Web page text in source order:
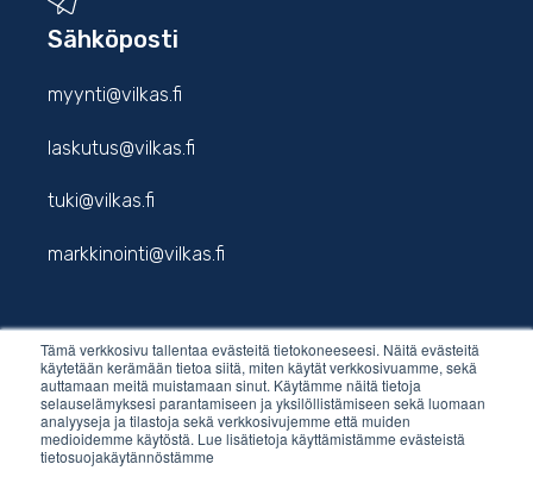
Tämä verkkosivu tallentaa evästeitä tietokoneeseesi. Näitä evästeitä
käytetään kerämään tietoa siitä, miten käytät verkkosivuamme, sekä
auttamaan meitä muistamaan sinut. Käytämme näitä tietoja
selauselämyksesi parantamiseen ja yksilöllistämiseen sekä luomaan
analyyseja ja tilastoja sekä verkkosivujemme että muiden
medioidemme käytöstä. Lue lisätietoja käyttämistämme evästeistä
tietosuojakäytännöstämme
Sähköposti
myynti@vilkas.fi
laskutus@vilkas.fi
tuki@vilkas.fi
markkinointi@vilkas.fi
etunimi.sukunimi@vilkas.fi